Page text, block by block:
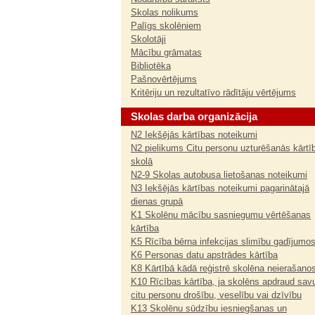
Skolas nolikums
Palīgs skolēniem
Skolotāji
Mācību grāmatas
Bibliotēka
Pašnovērtējums
Kritēriju un rezultatīvo rādītāju vērtējums
Skolas darba organizācija
N2 Iekšējās kārtības noteikumi
N2 pielikums Citu personu uzturēšanās
skolā
N2-9 Skolas autobusa lietošanas noteikumi
N3 Iekšējās kārtības noteikumi pagarinātajā
dienas grupā
K1 Skolēnu mācību sasniegumu vērtēšanas
kārtība
K5 Rīcība bērna infekcijas slimību gadījumos
K6 Personas datu apstrādes kārtība
K8 Kārtībā kādā reģistrē skolēna neierašanos
K10 Rīcības kārtība, ja skolēns apdraud
citu personu drošību, veselību vai dzīvību
K13 Skolēnu sūdzību iesniegšanas un